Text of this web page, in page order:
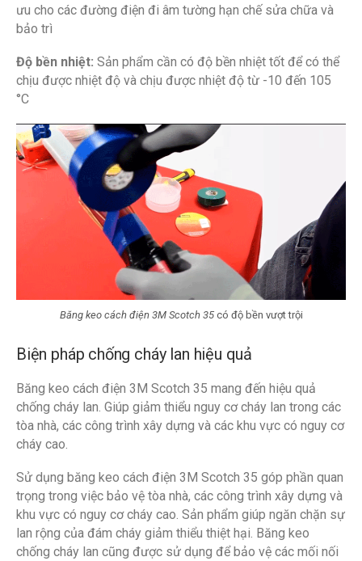
ưu cho các đường điện đi âm tường hạn chế sửa chữa và
bảo trì
Độ bền nhiệt: Sản phẩm cần có độ bền nhiệt tốt để có thể
chịu được nhiệt độ và chịu được nhiệt độ từ -10 đến 105
°C
Băng keo cách điện 3M Scotch 35có độ bền vượt trội
Biện pháp chống cháy lan hiệu quả
Băng keo cách điện 3M Scotch 35 mang đến hiệu quả
chống cháy lan. Giúp giảm thiểu nguy cơ cháy lan trong các
tòa nhà, các công trình xây dựng và các khu vực có nguy cơ
cháy cao.
Sử dụng băng keo cách điện 3M Scotch 35 góp phần quan
trọng trong việc bảo vệ tòa nhà, các công trình xây dựng và
khu vực có nguy cơ cháy cao. Sản phẩm giúp ngăn chặn sự
lan rộng của đám cháy giảm thiểu thiệt hại. Băng keo
chống cháy lan cũng được sử dụng để bảo vệ các mối nối